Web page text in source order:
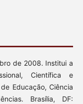
de 2008. Institui a
Científica e
Educação, Ciência
Brasília, DF: